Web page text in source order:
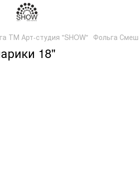
ТМ Арт-студия "SHOW" Фольга
18"